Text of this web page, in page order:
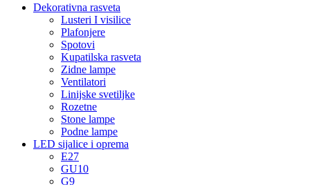
Dekorativna rasveta
Lusteri I visilice
Plafonjere
Spotovi
Kupatilska rasveta
Zidne lampe
Ventilatori
Linijske svetiljke
Rozetne
Stone lampe
Podne lampe
LED sijalice i oprema
E27
GU10
G9